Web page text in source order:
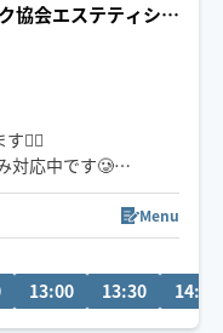
協会エステティシャ
🙇‍♀️
対応中です🥲
します🫶お話しする
したいです🍀
指導、セルライト
Menu
13:00 13:30 14:00